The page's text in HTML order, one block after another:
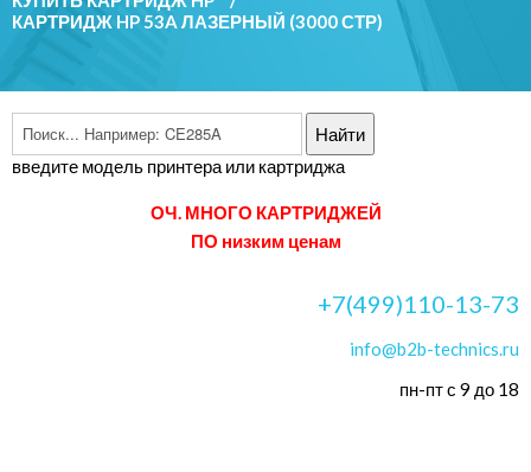
КАРТРИДЖ HP 53A ЛАЗЕРНЫЙ (3000 СТР)
введите модель принтера или картриджа
ОЧ. МНОГО КАРТРИДЖЕЙ
ПО низким ценам
+7(499)110-13-73
info@b2b-technics.ru
пн-пт с 9 до 18